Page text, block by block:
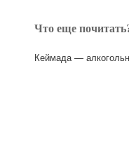
Что еще
Кеймада —